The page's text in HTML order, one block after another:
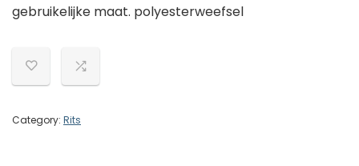
gebruikelijke maat. polyesterweefsel
Category: Rits